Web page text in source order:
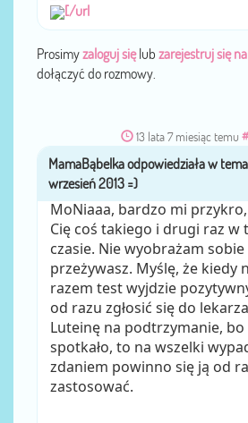
[/url
Prosimyzaloguj sięlub zarejestruj się
dołączyć do rozmowy.
13 lata 7 miesiąc temu
przez
MoNiaaa, bardzo mi
Cię coś takiego i drugi raz w
czasie. Nie wyobrażam
przeżywasz. Myślę, że kiedy
razem test wyjdzie
od razu zgłosić się do
Luteinę na podtrzymanie, bo
spotkało, to na wszelki
zdaniem powinno się ją od
zastosować.